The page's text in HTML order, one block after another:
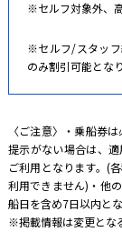
※セルフ対象外、
※セルフ/スタッフ
のみ割引可能となり
〈ご注意〉・乗船券
提示がない場合は、
ご利用となります。(
利用できません)・他
船日を含め7日以内とな
※掲載情報は変更とな